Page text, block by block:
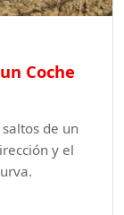
Coche
de un
y el